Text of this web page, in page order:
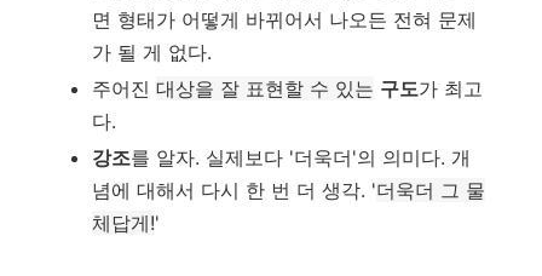
면 형태가 어떻게 바뀌어서 나오든 전혀 문제
가 될 게 없다.
주어진 대상을 잘 표현할 수 있는 구도가 최고
다.
강조를 알자. 실제보다 '더욱더'의 의미다. 개
념에 대해서 다시 한 번 더 생각. '더욱더 그 물
체답게!'